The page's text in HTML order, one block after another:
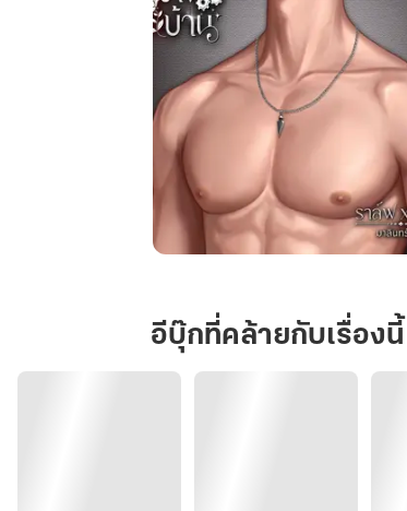
อันตราย
น้อง
ชาย
อีบุ๊กที่คล้ายกับเรื่องนี้